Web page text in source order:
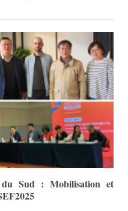
Sud : Mobilisation et